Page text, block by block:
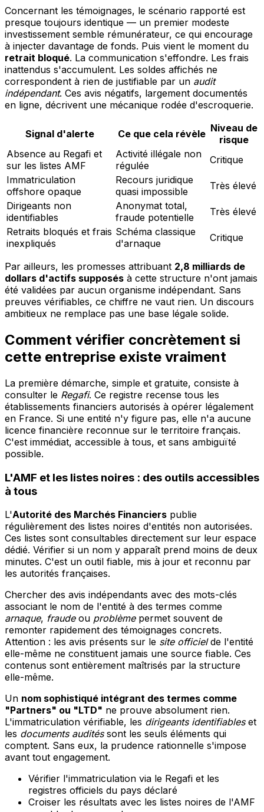
Concernant les témoignages, le scénario rapporté est
presque toujours identique — un premier modeste
investissement semble rémunérateur, ce qui encourage
à injecter davantage de fonds. Puis vient le moment du
retrait bloqué. La communication s'effondre. Les frais
inattendus s'accumulent. Les soldes affichés ne
correspondent à rien de justifiable par un audit
indépendant. Ces avis négatifs, largement documentés
en ligne, décrivent une mécanique rodée d'escroquerie.
Signal d'alerte Ce que cela révèle Niveau de
risque
Absence au Regafi et
sur les listes AMF
Activité illégale non
régulée
Critique
Immatriculation
offshore opaque
Recours juridique
quasi impossible
Très élevé
Dirigeants non
identifiables
Anonymat total,
fraude potentielle
Très élevé
Retraits bloqués et frais
inexpliqués
Schéma classique
d'arnaque
Critique
Par ailleurs, les promesses attribuant 2,8 milliards de
dollars d'actifs supposés à cette structure n'ont jamais
été validées par aucun organisme indépendant. Sans
preuves vérifiables, ce chiffre ne vaut rien. Un discours
ambitieux ne remplace pas une base légale solide.
Comment vérifier concrètement si
cette entreprise existe vraiment
La première démarche, simple et gratuite, consiste à
consulter le Regafi. Ce registre recense tous les
établissements financiers autorisés à opérer légalement
en France. Si une entité n'y figure pas, elle n'a aucune
licence financière reconnue sur le territoire français.
C'est immédiat, accessible à tous, et sans ambiguïté
possible.
L'AMF et les listes noires : des outils accessibles
à tous
L'Autorité des Marchés Financiers publie
régulièrement des listes noires d'entités non autorisées.
Ces listes sont consultables directement sur leur espace
dédié. Vérifier si un nom y apparaît prend moins de deux
minutes. C'est un outil fiable, mis à jour et reconnu par
les autorités françaises.
Chercher des avis indépendants avec des mots-clés
associant le nom de l'entité à des termes comme
arnaque, fraudeou problèmepermet souvent de
remonter rapidement des témoignages concrets.
Attention : les avis présents sur le site officielde l'entité
elle-même ne constituent jamais une source fiable. Ces
contenus sont entièrement maîtrisés par la structure
elle-même.
Un nom sophistiqué intégrant des termes comme
"Partners" ou "LTD" ne prouve absolument rien.
L'immatriculation vérifiable, les dirigeants identifiableset
les documents auditéssont les seuls éléments qui
comptent. Sans eux, la prudence rationnelle s'impose
avant tout engagement.
Vérifier l'immatriculation via le Regafi et les
registres officiels du pays déclaré
Croiser les résultats avec les listes noires de l'AMF